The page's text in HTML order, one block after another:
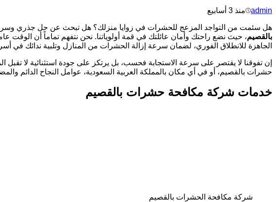
admin منذ 3 أسابيع
هل سئمت من التواجد المزعج للحشرات في زوايا منزلك؟ هل تبحث عن حل جذري وسريع
بالقصيم، حيث نضع راحتك وأمان عائلتك في قمة أولوياتنا. نحن نتفهم تماماً أن الوقت
الجاهزة للانطلاق الفوري، لضمان سرعة إزالة الحشرات من المنازل وتلبية ندائك في
إن تفوقنا لا يقتصر على سرعة الاستجابة فحسب، بل يرتكز على جودة استثنائية لا تقبل
حشرات بالقصيم، أو في أي مكان بالمملكة العربية السعودية، عوامل النجاح الدائم
خدمات شركة مكافحة حشرات بالقصيم
شركة مكافحة الحشرات بالقصيم